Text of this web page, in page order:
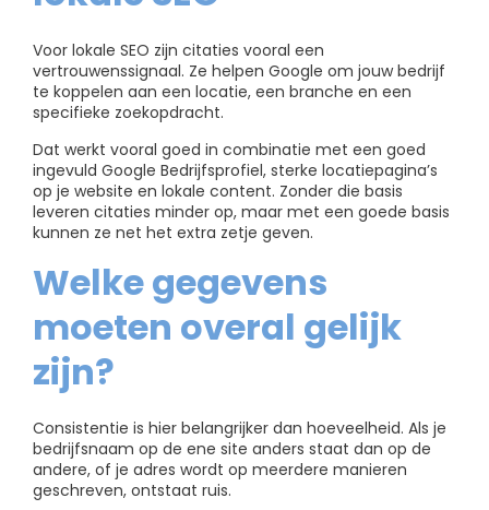
Voor lokale SEO zijn citaties vooral een
vertrouwenssignaal. Ze helpen Google om jouw bedrijf
te koppelen aan een locatie, een branche en een
specifieke zoekopdracht.
Dat werkt vooral goed in combinatie met een goed
ingevuld Google Bedrijfsprofiel, sterke locatiepagina’s
op je website en lokale content. Zonder die basis
leveren citaties minder op, maar met een goede basis
kunnen ze net het extra zetje geven.
Welke gegevens
moeten overal gelijk
zijn?
Consistentie is hier belangrijker dan hoeveelheid. Als je
bedrijfsnaam op de ene site anders staat dan op de
andere, of je adres wordt op meerdere manieren
geschreven, ontstaat ruis.